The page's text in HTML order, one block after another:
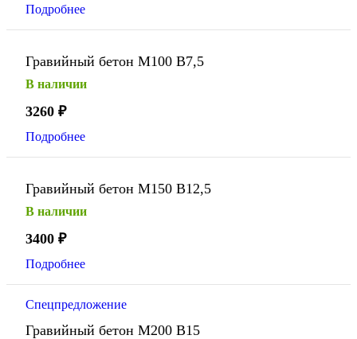
Подробнее
Гравийный бетон М100 В7,5
В наличии
3260 ₽
Подробнее
Гравийный бетон М150 В12,5
В наличии
3400 ₽
Подробнее
Спецпредложение
Гравийный бетон М200 В15